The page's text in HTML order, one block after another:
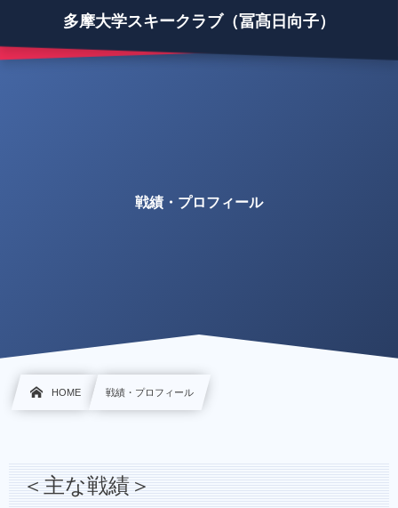
多摩大学スキークラブ（冨髙日向子）
戦績・プロフィール
HOME 戦績・プロフィール
＜主な戦績＞